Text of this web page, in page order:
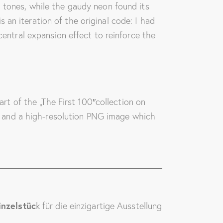
while the gaudy neon found its
an iteration of the original code: I had
expansion effect to reinforce the
of the „The First 100″collection on
a high-resolution PNG image which
k für die einzigartige Ausstellung